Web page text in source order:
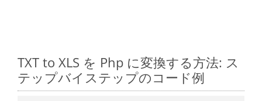
TXT to XLS を Php に変換する方法: ス
テップバイステップのコード例